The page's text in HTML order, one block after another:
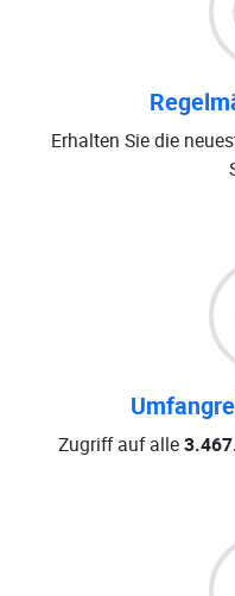
Erhalten Sie die
Zugriff auf alle